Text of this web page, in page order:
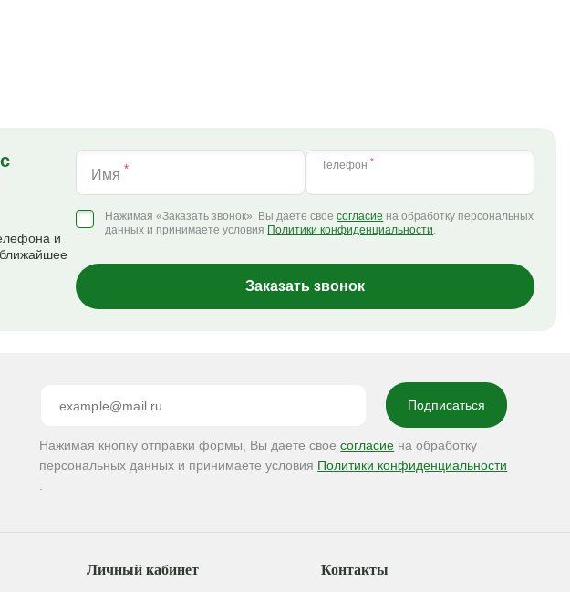
и
Имя * Телефон *
Нажимая «Заказать звонок», Вы даете своесогласие на обработку персональных
данных и принимаете условия Политики конфиденциальности.
Заказать звонок
Нажимая кнопку отправки формы, Вы даете своесогласие на обработку
персональных данных и принимаете условия Политики конфиденциальности
Личный кабинет Контакты